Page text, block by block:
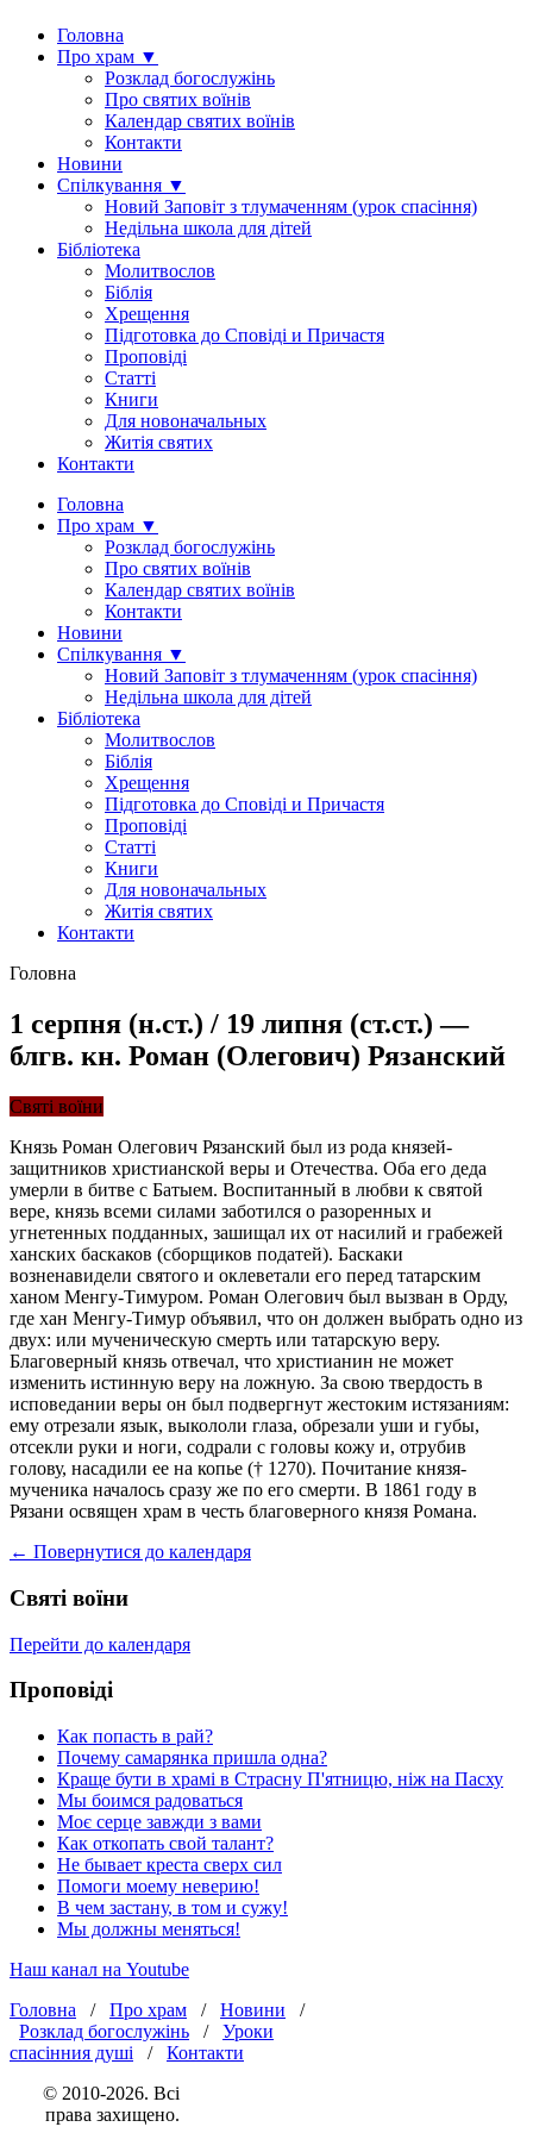
Головна
Про храм ▼
Розклад богослужінь
Про святих воїнів
Календар святих воїнів
Контакти
Новини
Спілкування ▼
Новий Заповіт з тлумаченням (урок спасіння)
Недільна школа для дітей
Бібліотека
Молитвослов
Біблія
Хрещення
Підготовка до Сповіді и Причастя
Проповіді
Статті
Книги
Для новоначальных
Житія святих
Контакти
Головна
Про храм ▼
Розклад богослужінь
Про святих воїнів
Календар святих воїнів
Контакти
Новини
Спілкування ▼
Новий Заповіт з тлумаченням (урок спасіння)
Недільна школа для дітей
Бібліотека
Молитвослов
Біблія
Хрещення
Підготовка до Сповіді и Причастя
Проповіді
Статті
Книги
Для новоначальных
Житія святих
Контакти
Головна
1 серпня (н.ст.) / 19 липня (ст.ст.) —
блгв. кн. Роман (Олегович) Рязанский
Святі воїни
Князь Роман Олегович Рязанский был из рода князей-
защитников христианской веры и Отечества. Оба его деда
умерли в битве с Батыем. Воспитанный в любви к святой
вере, князь всеми силами заботился о разоренных и
угнетенных подданных, зашищал их от насилий и грабежей
ханских баскаков (сборщиков податей). Баскаки
возненавидели святого и оклеветали его перед татарским
ханом Менгу-Тимуром. Роман Олегович был вызван в Орду,
где хан Менгу-Тимур объявил, что он должен выбрать одно из
двух: или мученическую смерть или татарскую веру.
Благоверный князь отвечал, что христианин не может
изменить истинную веру на ложную. За свою твердость в
исповедании веры он был подвергнут жестоким истязаниям:
ему отрезали язык, выкололи глаза, обрезали уши и губы,
отсекли руки и ноги, содрали с головы кожу и, отрубив
голову, насадили ее на копье († 1270). Почитание князя-
мученика началось сразу же по его смерти. В 1861 году в
Рязани освящен храм в честь благоверного князя Романа.
← Повернутися до календаря
Святі воїни
Перейти до календаря
Проповіді
Как попасть в рай?
Почему самарянка пришла одна?
Краще бути в храмі в Страсну П'ятницю, ніж на Пасху
Мы боимся радоваться
Моє серце завжди з вами
Как откопать свой талант?
Не бывает креста сверх сил
Помоги моему неверию!
В чем застану, в том и сужу!
Мы должны меняться!
Наш канал на Youtube
Головна / Про храм / Новини /
Розклад богослужінь / Уроки
спасінния душі / Контакти
© 2010-2026. Всі
права захищено.